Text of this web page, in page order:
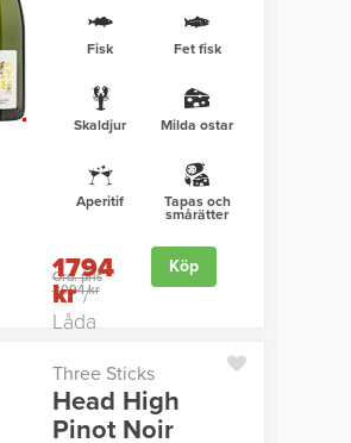
Fisk Fet fisk
Skaldjur Milda ostar
Aperitif Tapas och
smårätter
Ord. pris
2094 kr
1794
kr/
Låda
Köp
Three Sticks
Head High
Pinot Noir